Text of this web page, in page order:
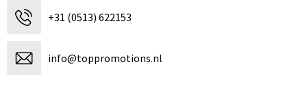
+31 (0513) 622153
info@toppromotions.nl